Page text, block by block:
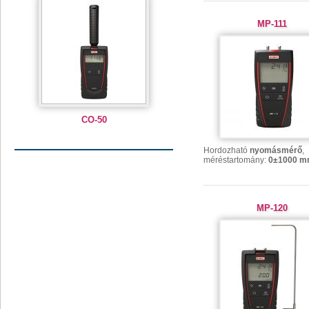
CO-50
MP-111
Hordozható nyomásmérő,
méréstartomány:0±1000
MP-120